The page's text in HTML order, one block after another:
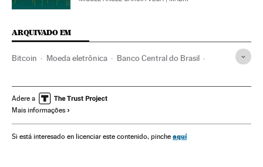
ARQUIVADO EM
Bitcoin Moeda eletrônica Banco Central do Brasil
Dinheiro Brasil Medios de pago
América do Sul
Comércio Telecomunicações Banca Comunicações
Adere a
Mais informações
Si está interesado en licenciar este contenido, pinche aquí